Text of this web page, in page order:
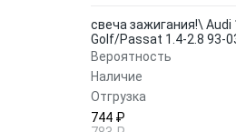
свеча зажигания!\ Audi
Golf/Passat 1.4-2.8 93-
Вероятность
Наличие
Отгрузка
744 ₽